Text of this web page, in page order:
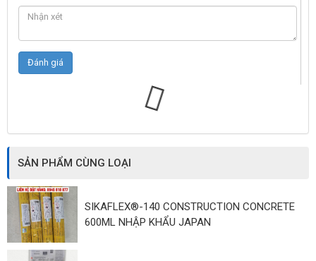
SẢN PHẨM CÙNG LOẠI
SIKAFLEX®-140 CONSTRUCTION CONCRETE
600ML NHẬP KHẨU JAPAN